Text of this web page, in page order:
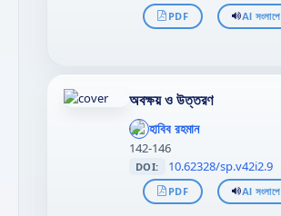
PDF AI সংলাপে
অবক্ষয় ও উত্তরণ
';
};"
>
হাবিব রহমান
142-146
DOI: 10.62328/sp.v42i2.9
PDF AI সংলাপে